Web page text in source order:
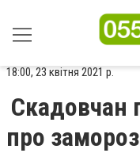
18:00, 23 квітня 2021 р.
Скадовчан
про